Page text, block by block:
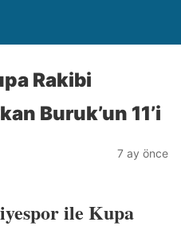
Rakibi
Buruk’un 11’i
7 ay önce
ile Kupa